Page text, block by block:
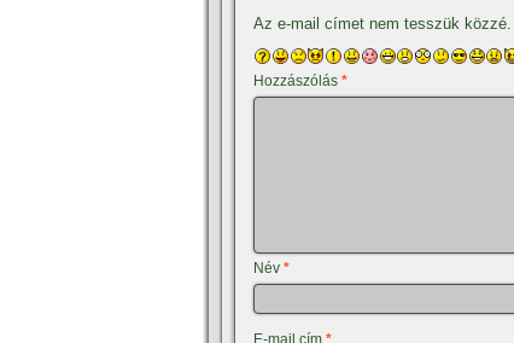
Az e-mail címet nem tesszük közzé.
Hozzászólás *
Név *
E-mail cím *